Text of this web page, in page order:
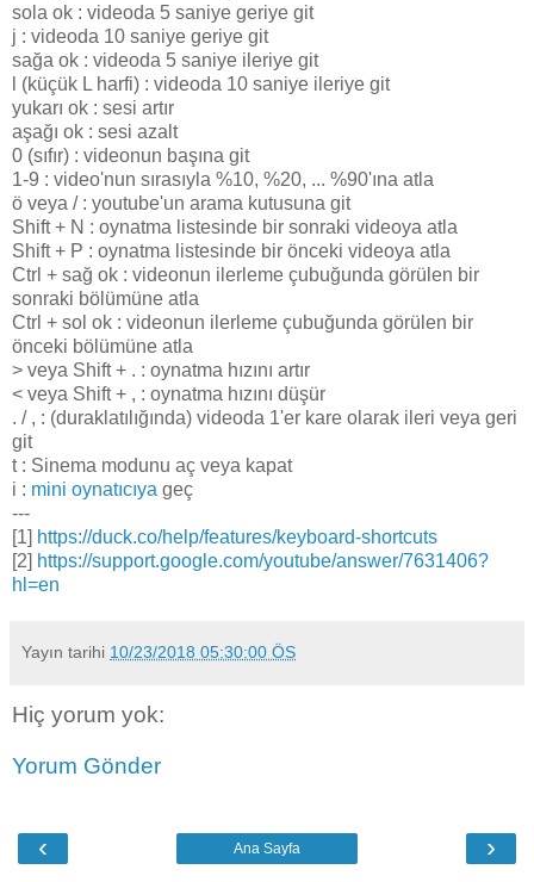
sola ok : videoda 5 saniye geriye git
j : videoda 10 saniye geriye git
sağa ok : videoda 5 saniye ileriye git
l (küçük L harfi) : videoda 10 saniye ileriye git
yukarı ok : sesi artır
aşağı ok : sesi azalt
0 (sıfır) : videonun başına git
1-9 : video'nun sırasıyla %10, %20, ... %90'ına atla
ö veya / : youtube'un arama kutusuna git
Shift + N : oynatma listesinde bir sonraki videoya atla
Shift + P : oynatma listesinde bir önceki videoya atla
Ctrl + sağ ok : videonun ilerleme çubuğunda görülen bir
sonraki bölümüne atla
Ctrl + sol ok : videonun ilerleme çubuğunda görülen bir
önceki bölümüne atla
> veya Shift + . : oynatma hızını artır
< veya Shift + , : oynatma hızını düşür
. / , : (duraklatılığında) videoda 1'er kare olarak ileri veya geri
git
t : Sinema modunu aç veya kapat
i : mini oynatıcıya geç
---
[1] https://duck.co/help/features/keyboard-shortcuts
[2] https://support.google.com/youtube/answer/7631406?
hl=en
Yayın tarihi 10/23/2018 05:30:00 ÖS
Hiç yorum yok:
Yorum Gönder
‹ ›
Ana Sayfa